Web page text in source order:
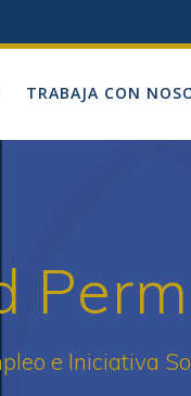
TRABAJA CON
e Iniciativa